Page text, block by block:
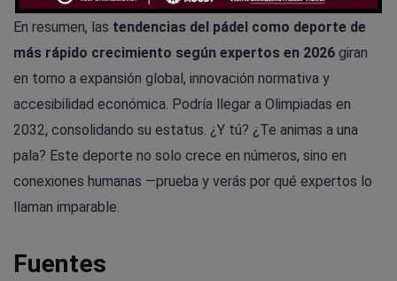
En resumen, las tendencias del pádel como deporte de
más rápido crecimiento según expertos en 2026 giran
en torno a expansión global, innovación normativa y
accesibilidad económica. Podría llegar a Olimpiadas en
2032, consolidando su estatus. ¿Y tú? ¿Te animas a una
pala? Este deporte no solo crece en números, sino en
conexiones humanas —prueba y verás por qué expertos lo
llaman imparable.
Fuentes